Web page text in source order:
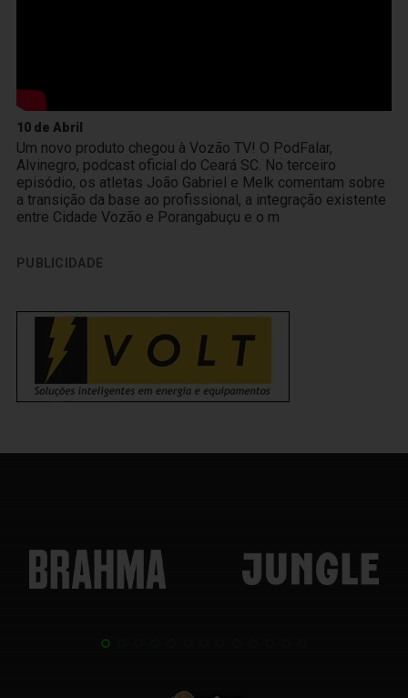
10 de Abril
Um novo produto chegou à Vozão TV! O PodFalar,
Alvinegro, podcast oficial do Ceará SC. No terceiro
episódio, os atletas João Gabriel e Melk comentam sobre
a transição da base ao profissional, a integração existente
entre Cidade Vozão e Porangabuçu e o m
PUBLICIDADE